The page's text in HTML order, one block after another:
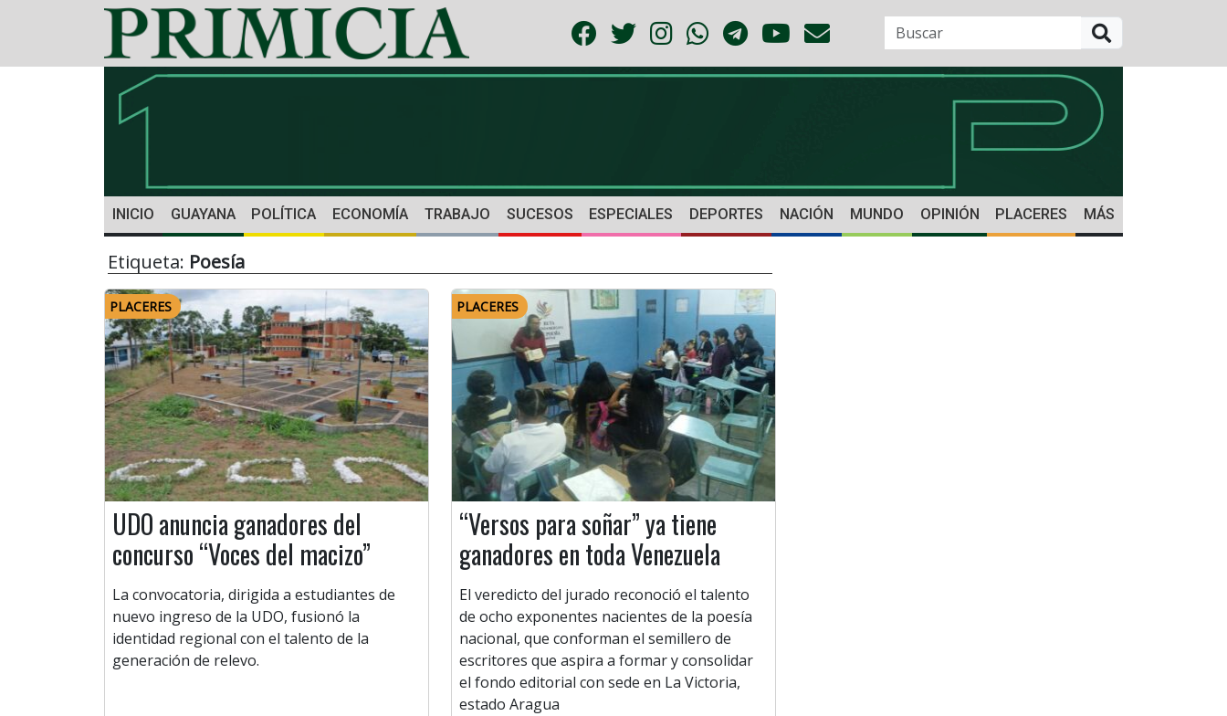
INICIO GUAYANA POLÍTICA ECONOMÍA TRABAJO SUCESOS ESPECIALES DEPORTES NACIÓN MUNDO OPINIÓN PLACERES MÁS
Etiqueta: Poesía
PLACERES
UDO anuncia ganadores del
concurso “Voces del macizo”
La convocatoria, dirigida a estudiantes de
nuevo ingreso de la UDO, fusionó la
identidad regional con el talento de la
generación de relevo.
PLACERES
“Versos para soñar” ya tiene
ganadores en toda Venezuela
El veredicto del jurado reconoció el talento
de ocho exponentes nacientes de la poesía
nacional, que conforman el semillero de
escritores que aspira a formar y consolidar
el fondo editorial con sede en La Victoria,
estado Aragua